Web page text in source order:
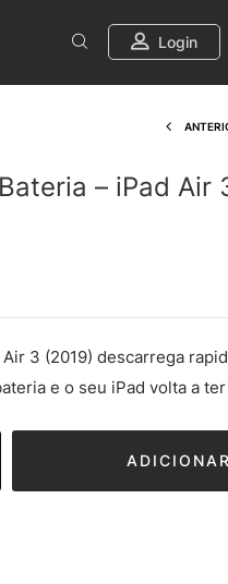
Login
– iPad Air
3 (2019) descarrega
e o seu iPad volta a
ADICIONAR